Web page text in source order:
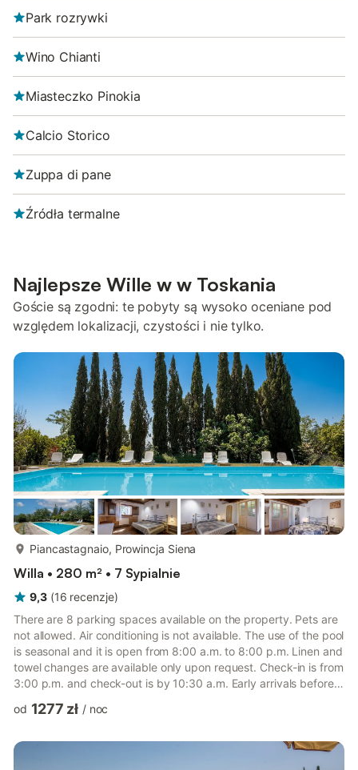
Park rozrywki
Wino Chianti
Miasteczko Pinokia
Calcio Storico
Zuppa di pane
Źródła termalne
Najlepsze Wille w w Toskania
Goście są zgodni: te pobyty są wysoko oceniane pod
względem lokalizacji, czystości i nie tylko.
Piancastagnaio, Prowincja Siena
Willa • 280 m² • 7 Sypialnie
9,3 (16 recenzje)
There are 8 parking spaces available on the property. Pets are
not allowed. Air conditioning is not available. The use of the pool
is seasonal and it is open from 8:00 a.m. to 8:00 p.m. Linen and
towel changes are available only upon request. Check-in is from
3:00 p.m. and check-out is by 10:30 a.m. Early arrivals before
extra fee, to be arranged in advance with the owner through
od 1277 zł / noc